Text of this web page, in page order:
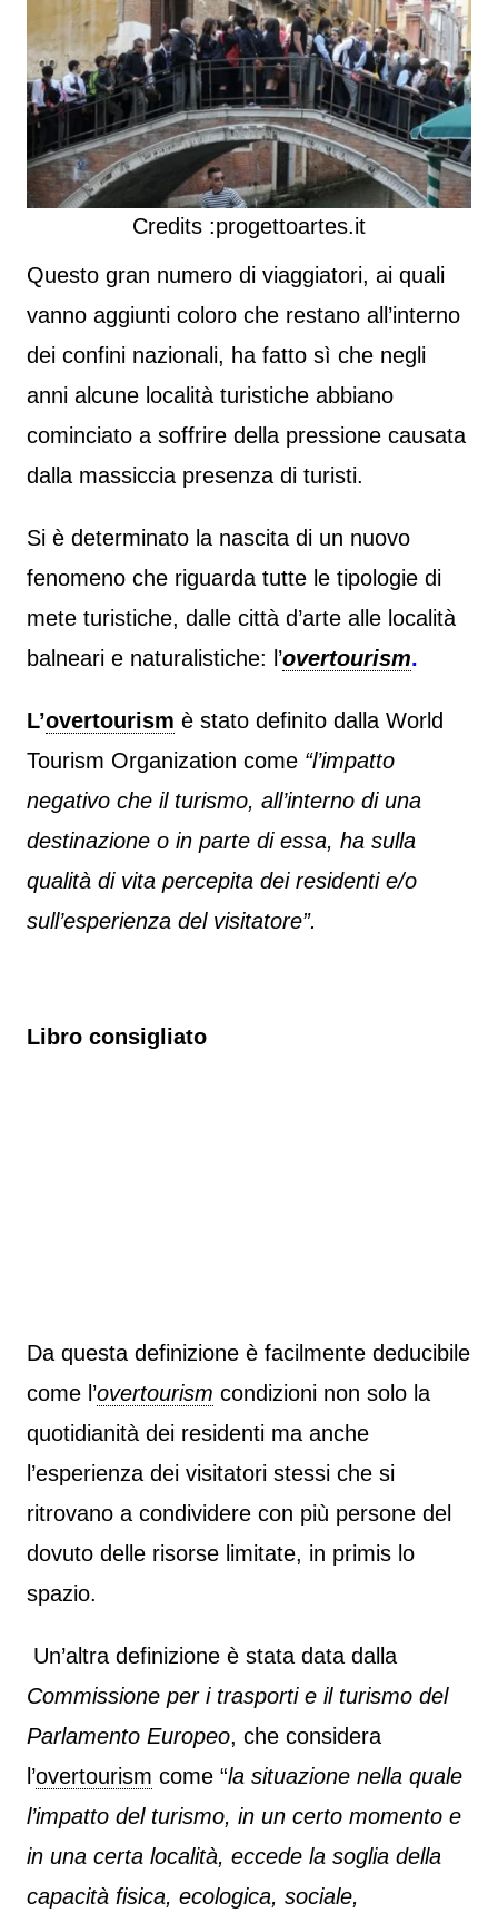
Credits :progettoartes.it
Questo gran numero di viaggiatori, ai quali
vanno aggiunti coloro che restano all’interno
dei confini nazionali, ha fatto sì che negli
anni alcune località turistiche abbiano
cominciato a soffrire della pressione causata
dalla massiccia presenza di turisti.
Si è determinato la nascita di un nuovo
fenomeno che riguarda tutte le tipologie di
mete turistiche, dalle città d’arte alle località
balneari e naturalistiche: l’overtourism.
L’overtourism è stato definito dalla World
Tourism Organization come “l’impatto
negativo che il turismo, all’interno di una
destinazione o in parte di essa, ha sulla
qualità di vita percepita dei residenti e/o
sull’esperienza del visitatore”.
Libro consigliato
Da questa definizione è facilmente deducibile
come l’overtourism condizioni non solo la
quotidianità dei residenti ma anche
l’esperienza dei visitatori stessi che si
ritrovano a condividere con più persone del
dovuto delle risorse limitate, in primis lo
spazio.
Un’altra definizione è stata data dalla
Commissione per i trasporti e il turismo del
Parlamento Europeo, che considera
l’overtourism come “la situazione nella quale
l’impatto del turismo, in un certo momento e
in una certa località, eccede la soglia della
capacità fisica, ecologica, sociale,